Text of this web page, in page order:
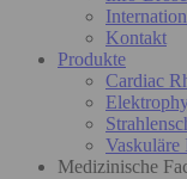
Kontakt
Produkte
Cardiac
Medizinische